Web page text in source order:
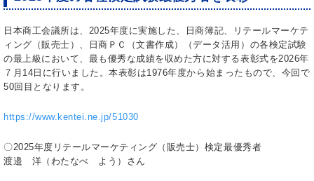
日本商工会議所は、 2025年度に実施した、日商簿記、リテールマーケテ
ィング（販売士）、日商ＰＣ（文書作成）（データ活用）の各検定試験
の最上級において、最も優秀な成績を収めた方に対する表彰式を2026年
７月14日に行いました。本表彰は1976年度から始まったもので、今回で
50回目となります。
https://www.kentei.ne.jp/51030
〇2025年度リテールマーケティング（販売士）検定最優秀者
渡邉 洋（わたなべ よう）さん